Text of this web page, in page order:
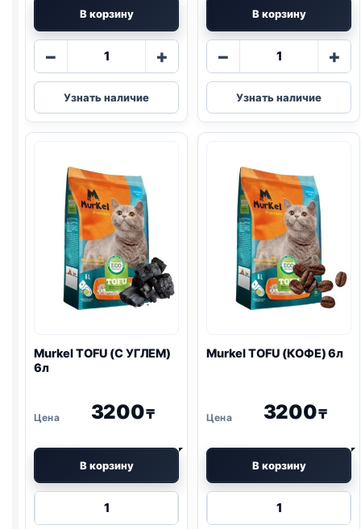
В корзину
−
Количество
Murkel
TOFU
(БЕЗ
+
Узнать наличие
В корзину
−
Количество
Murkel
TOFU
(ЗЕЛЕНЫЙ
+
Узнать наличие
MurkelTOFU (С УГЛЕМ)
6л
3200₸
В корзину
Количество
MurkelTOFU (КОФЕ) 6л
3200₸
В корзину
Количество